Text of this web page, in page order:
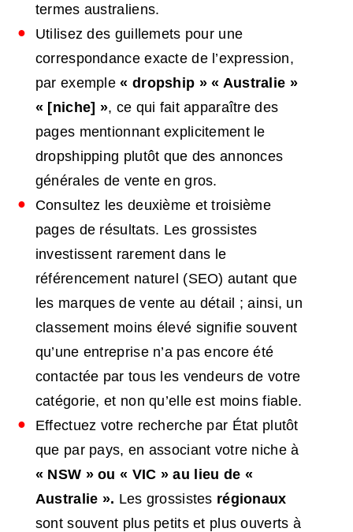
termes australiens.
Utilisez des guillemets pour une
correspondance exacte de l’expression,
par exemple« dropship » « Australie »
« [niche] », ce qui fait apparaître des
pages mentionnant explicitement le
dropshipping plutôt que des annonces
générales de vente en gros.
Consultez les deuxième et troisième
pages de résultats. Les grossistes
investissent rarement dans le
référencement naturel (SEO) autant que
les marques de vente au détail ; ainsi, un
classement moins élevé signifie souvent
qu’une entreprise n’a pas encore été
contactée par tous les vendeurs de votre
catégorie, et non qu’elle est moins fiable.
Effectuez votre recherche par État plutôt
que par pays, en associant votre niche à
« NSW » ou « VIC » au lieu de «
Australie ». Les grossistes régionaux
sont souvent plus petits et plus ouverts à